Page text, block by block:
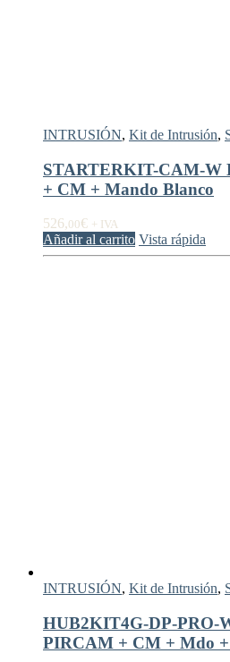
INTRUSIÓN, Kit de Intrusión,
STARTERKIT-CAM-W
+ CM + Mando Blanco
526,00€ + IVA
Añadir al carrito Vista rápida
INTRUSIÓN, Kit de Intrusión,
HUB2KIT4G-DP-PRO-
PIRCAM + CM + Mdo +